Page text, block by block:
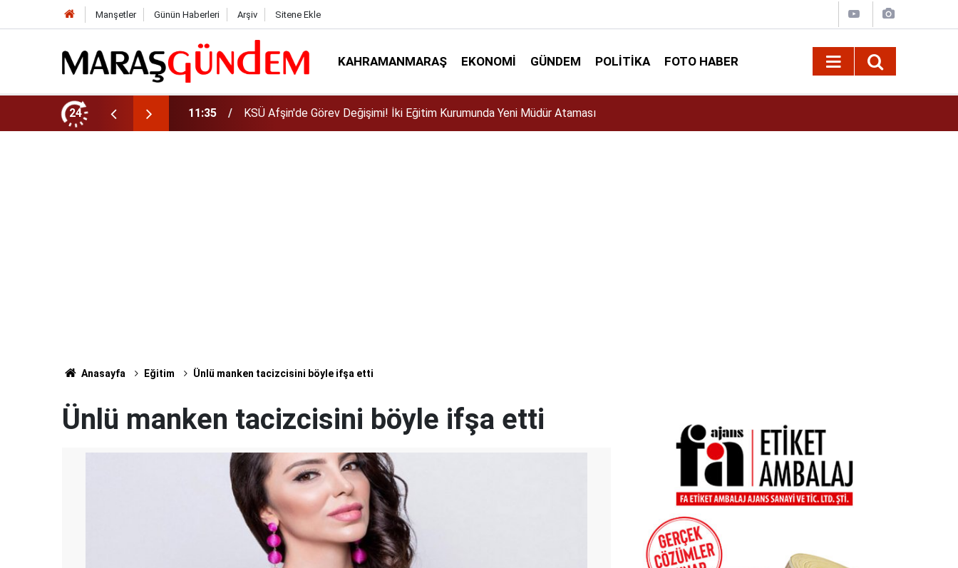
Manşetler Günün Haberleri Arşiv Sitene Ekle
KAHRAMANMARAŞ EKONOMI GÜNDEM POLITIKA FOTO HABER
24
Müdür Ataması 10:14 Funda Arar konser için Kahramanmaraş’a geliyor!
Anasayfa Eğitim Ünlü manken tacizcisini böyle ifşa etti
Ünlü manken tacizcisini böyle ifşa etti